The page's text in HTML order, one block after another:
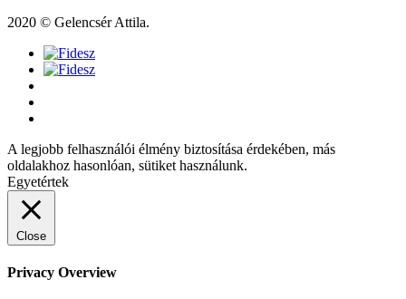
2020 © Gelencsér Attila.
A legjobb felhasználói élmény biztosítása érdekében, más
oldalakhoz hasonlóan, sütiket használunk.
Egyetértek
Close
Privacy Overview